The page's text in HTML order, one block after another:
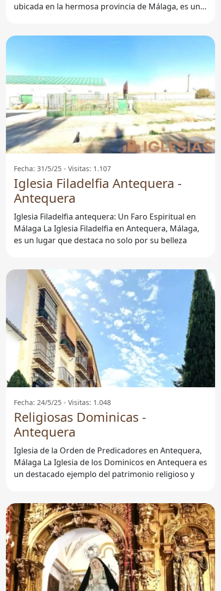
ubicada en la hermosa provincia de Málaga, es un
Fecha: 31/5/25 - Visitas: 1.107
Iglesia Filadelfia Antequera -
Antequera
Iglesia Filadelfia antequera: Un Faro Espiritual en
Málaga La Iglesia Filadelfia en Antequera, Málaga,
es un lugar que destaca no solo por su belleza
Fecha: 24/5/25 - Visitas: 1.048
Religiosas Dominicas -
Antequera
Iglesia de la Orden de Predicadores en Antequera,
Málaga La Iglesia de los Dominicos en Antequera es
un destacado ejemplo del patrimonio religioso y